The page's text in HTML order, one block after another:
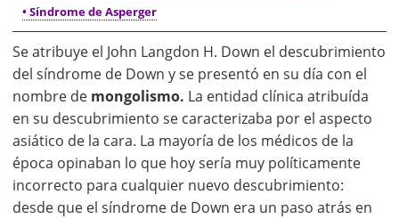
• Síndrome de Asperger
Se atribuye el John Langdon H. Down el descubrimiento
del síndrome de Down y se presentó en su día con el
nombre de mongolismo. La entidad clínica atribuída
en su descubrimiento se caracterizaba por el aspecto
asiático de la cara. La mayoría de los médicos de la
época opinaban lo que hoy sería muy políticamente
incorrecto para cualquier nuevo descubrimiento:
desde que el síndrome de Down era un paso atrás en